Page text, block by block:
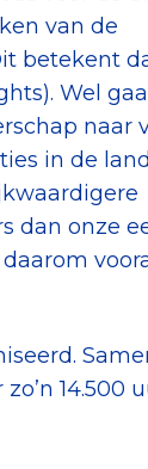
van de
betekent
Wel
naar
in de
dan onze
daarom
14.500